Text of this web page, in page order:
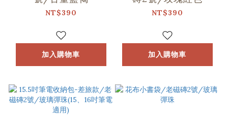
NT$390
加入購物車
NT$390
加入購物車